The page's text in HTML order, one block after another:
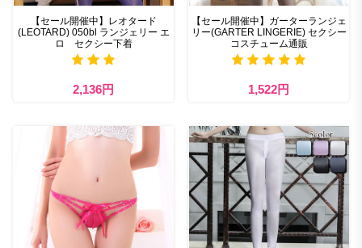
【セール開催中】レオタード
(LEOTARD) 050bl ランジェリー エ
ロ セクシー下着
2,136円
【セール開催中】ガーターランジェ
リー(GARTER LINGERIE) セクシー
コスチューム通販
1,522円